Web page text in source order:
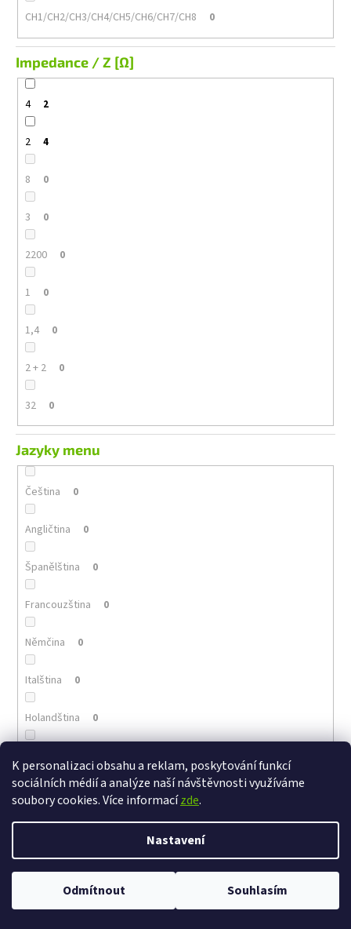
K personalizaci obsahu a reklam, poskytování funkcí
sociálních médií a analýze naší návštěvnosti využíváme
soubory cookies. Více informacízde.
Nastavení
Odmítnout Souhlasím
Ve dnech 13-14.8 omezení provozu V případě návštěvy se dotazujte na
CH1/CH2/CH3/CH4/CH5/CH6/CH7/CH8 0
Impedance / Z [Ω]
4 2
2 4
8 0
3 0
2200 0
1 0
1,4 0
2 + 2 0
32 0
Jazyky menu
Čeština 0
Angličtina 0
Španělština 0
Francouzština 0
Němčina 0
Italština 0
Holandština 0
Arménština
Polština 0
Maďarština 0